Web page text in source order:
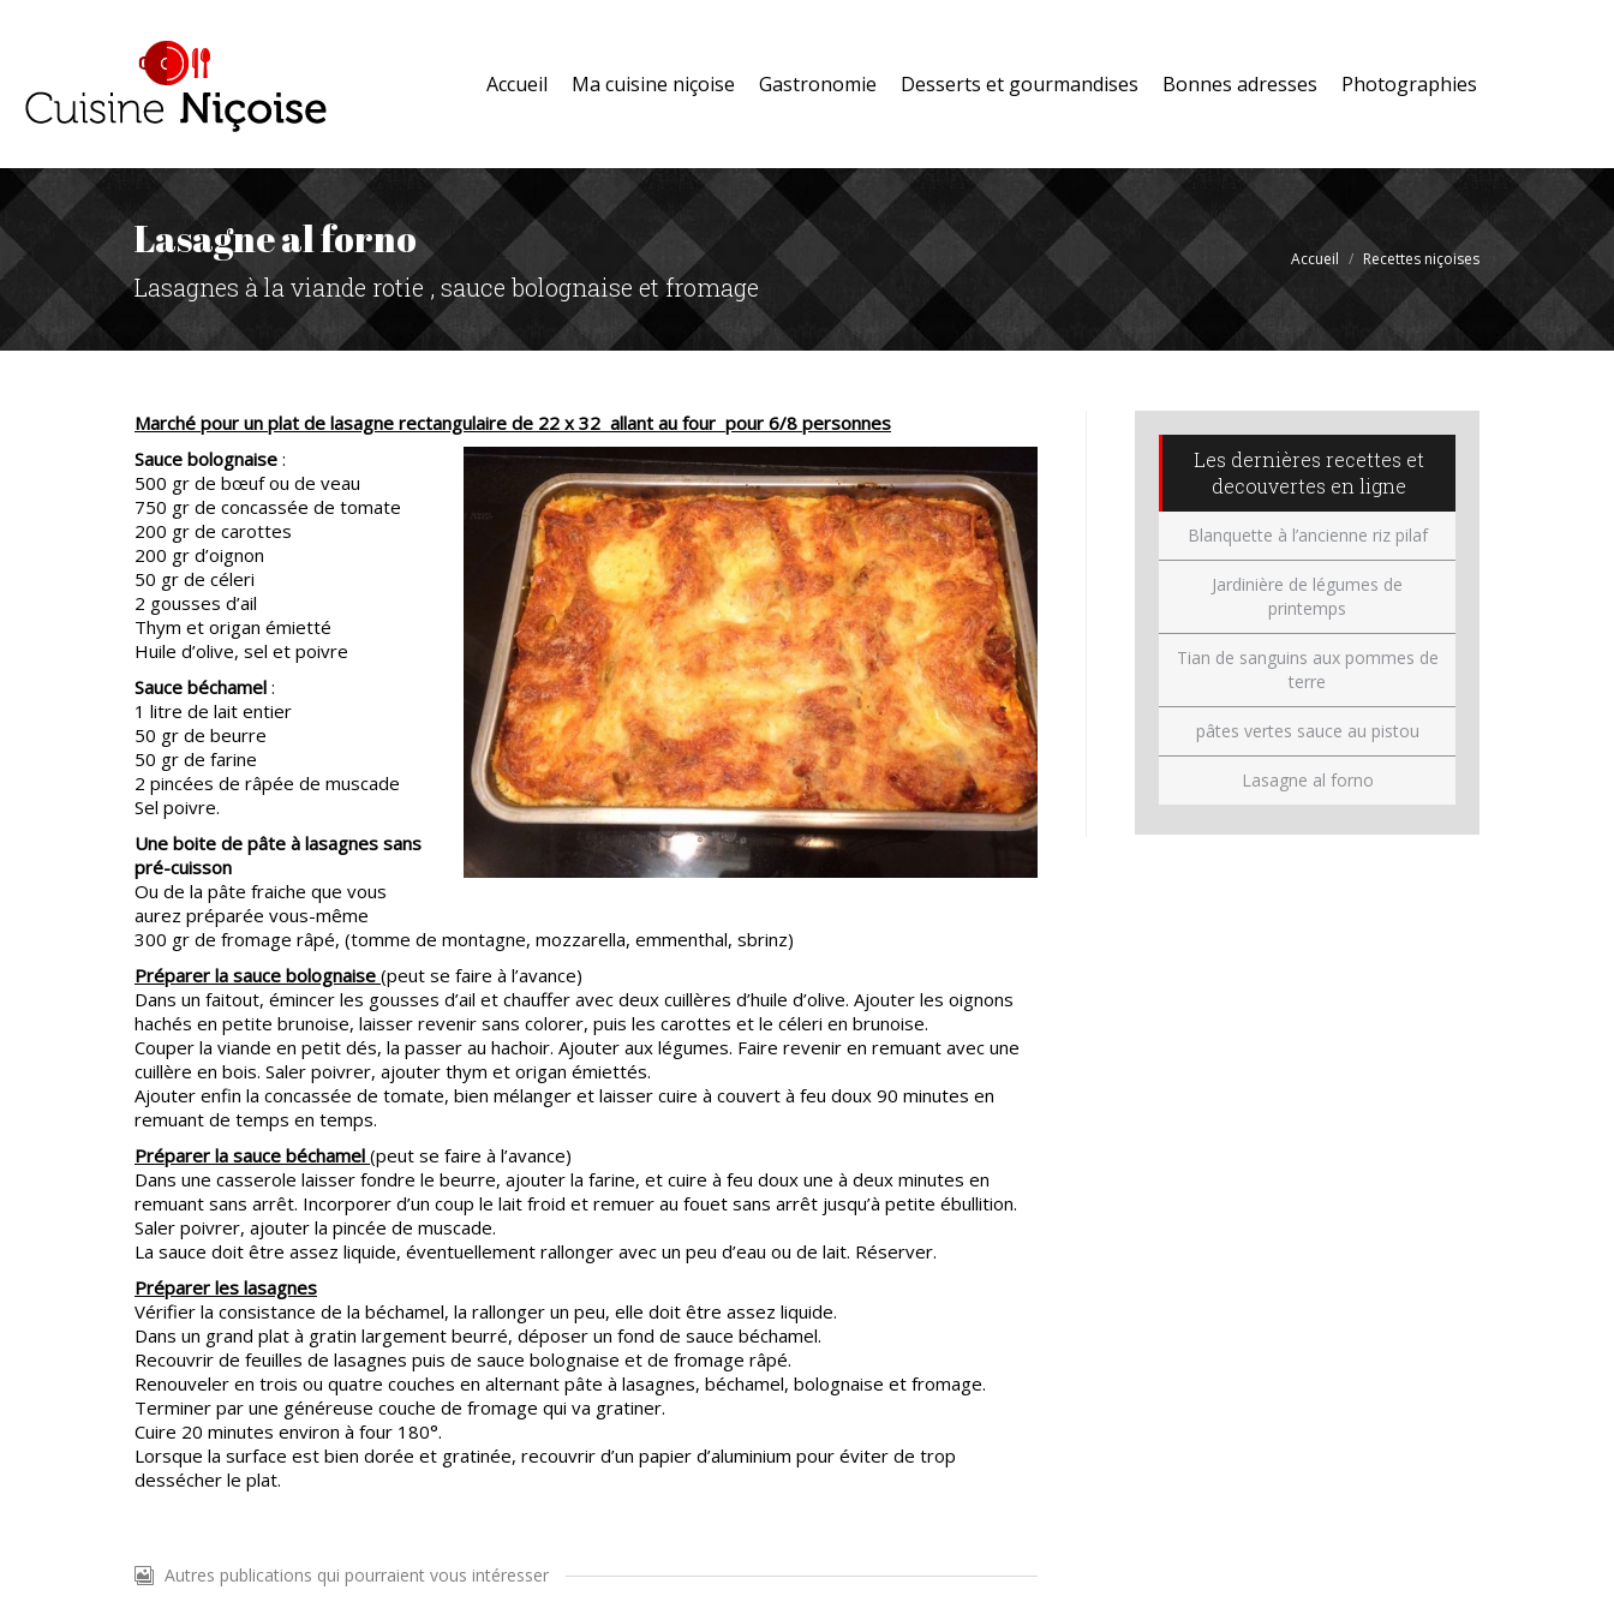
Accueil Ma cuisine niçoise Gastronomie Desserts et gourmandises Bonnes adresses Photographies
Lasagne al forno
Lasagnes à la viande rotie , sauce bolognaise et fromage
Vous êtes ici : Accueil Recettes niçoises
Marché pour un plat de lasagne rectangulaire de 22 x 32 allant au four pour 6/8 personnes
Sauce bolognaise :
500 gr de bœuf ou de veau
750 gr de concassée de tomate
200 gr de carottes
200 gr d’oignon
50 gr de céleri
2 gousses d’ail
Thym et origan émietté
Huile d’olive, sel et poivre
Sauce béchamel :
1 litre de lait entier
50 gr de beurre
50 gr de farine
2 pincées de râpée de muscade
Sel poivre.
Une boite de pâte à lasagnes sans
pré-cuisson
Ou de la pâte fraiche que vous
aurez préparée vous-même
300 gr de fromage râpé, (tomme de montagne, mozzarella, emmenthal, sbrinz)
Préparer la sauce bolognaise (peut se faire à l’avance)
Dans un faitout, émincer les gousses d’ail et chauffer avec deux cuillères d’huile d’olive. Ajouter les oignons
hachés en petite brunoise, laisser revenir sans colorer, puis les carottes et le céleri en brunoise.
Couper la viande en petit dés, la passer au hachoir. Ajouter aux légumes. Faire revenir en remuant avec une
cuillère en bois. Saler poivrer, ajouter thym et origan émiettés.
Ajouter enfin la concassée de tomate, bien mélanger et laisser cuire à couvert à feu doux 90 minutes en
remuant de temps en temps.
Préparer la sauce béchamel (peut se faire à l’avance)
Dans une casserole laisser fondre le beurre, ajouter la farine, et cuire à feu doux une à deux minutes en
remuant sans arrêt. Incorporer d’un coup le lait froid et remuer au fouet sans arrêt jusqu’à petite ébullition.
Saler poivrer, ajouter la pincée de muscade.
La sauce doit être assez liquide, éventuellement rallonger avec un peu d’eau ou de lait. Réserver.
Préparer les lasagnes
Vérifier la consistance de la béchamel, la rallonger un peu, elle doit être assez liquide.
Dans un grand plat à gratin largement beurré, déposer un fond de sauce béchamel.
Recouvrir de feuilles de lasagnes puis de sauce bolognaise et de fromage râpé.
Renouveler en trois ou quatre couches en alternant pâte à lasagnes, béchamel, bolognaise et fromage.
Terminer par une généreuse couche de fromage qui va gratiner.
Cuire 20 minutes environ à four 180°.
Lorsque la surface est bien dorée et gratinée, recouvrir d’un papier d’aluminium pour éviter de trop
dessécher le plat.
Autres publications qui pourraient vous intéresser
Les dernières recettes et
decouvertes en ligne
Blanquette à l’ancienne riz pilaf
Jardinière de légumes de
printemps
Tian de sanguins aux pommes de
terre
pâtes vertes sauce au pistou
Lasagne al forno